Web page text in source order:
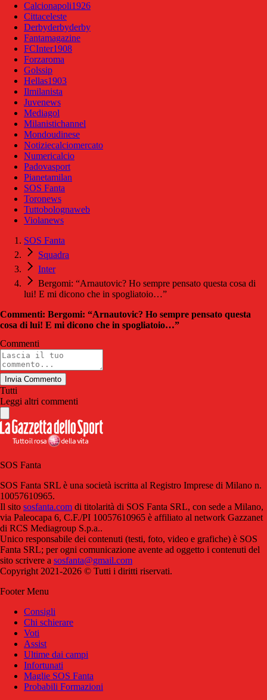
Calcionapoli1926
Cittaceleste
Derbyderbyderby
Fantamagazine
FCInter1908
Forzaroma
Golssip
Hellas1903
Ilmilanista
Juvenews
Mediagol
Milanistichannel
Mondoudinese
Notiziecalciomercato
Numericalcio
Padovasport
Pianetamilan
SOS Fanta
Toronews
Tuttobolognaweb
Violanews
SOS Fanta
Squadra
Inter
Bergomi: “Arnautovic? Ho sempre pensato questa cosa di
lui! E mi dicono che in spogliatoio…”
Commenti: Bergomi: “Arnautovic? Ho sempre pensato questa
cosa di lui! E mi dicono che in spogliatoio…”
Commenti
Invia Commento
Tutti
Leggi altri commenti
SOS Fanta
SOS Fanta SRL è una società iscritta al Registro Imprese di Milano n.
10057610965.
Il sito sosfanta.com di titolarità di SOS Fanta SRL, con sede a Milano,
via Paleocapa 6, C.F./PI 10057610965 è affiliato al network Gazzanet
di RCS Mediagroup S.p.a..
Unico responsabile dei contenuti (testi, foto, video e grafiche) è SOS
Fanta SRL; per ogni comunicazione avente ad oggetto i contenuti del
sito scrivere a sosfanta@gmail.com
Copyright 2021-2026 © Tutti i diritti riservati.
Footer Menu
Consigli
Chi schierare
Voti
Assist
Ultime dai campi
Infortunati
Maglie SOS Fanta
Probabili Formazioni